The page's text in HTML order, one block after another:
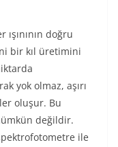
doğru
bir kıl üretimini
yok olmaz, aşırı
oluşur. Bu
değildir.
ile